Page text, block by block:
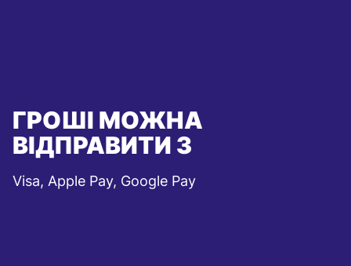
ГРОШІ МОЖНА
ВІДПРАВИТИ З
Visa, Apple Pay, Google Pay